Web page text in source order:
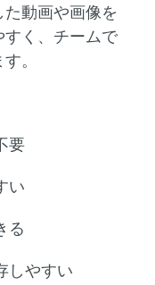
動画や画像を
すく、チームで
。
要
い
る
しやすい